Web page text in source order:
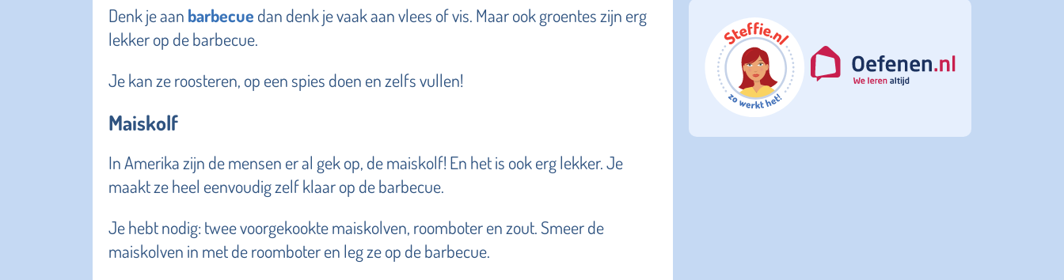
Denk je aan barbecue dan denk je vaak aan vlees of vis. Maar ook groentes zijn erg
lekker op de barbecue.
Je kan ze roosteren, op een spies doen en zelfs vullen!
Maiskolf
In Amerika zijn de mensen er al gek op, de maiskolf! En het is ook erg lekker. Je
maakt ze heel eenvoudig zelf klaar op de barbecue.
Je hebt nodig: twee voorgekookte maiskolven, roomboter en zout. Smeer de
maiskolven in met de roomboter en leg ze op de barbecue.